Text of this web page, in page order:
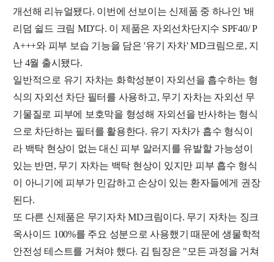
개선해 리뉴얼됐다. 이번에 선보이는 신제품 중 하나인 '배
리덤 쉴드 크림 MD'다. 이 제품은 자외선차단지수 SPF40/ P
A+++와 피부 보습 기능을 담은 '유기 자차' MD크림으로, 지
난 4월 출시됐다.
일반적으로 유기 자차는 화학성분이 자외선을 흡수하는 형
식의 자외선 차단 필터를 사용하고, 무기 자차는 자외선 무
기물질로 피부에 보호막을 형성해 자외선을 반사하는 형식
으로 차단하는 필터를 활용한다. 유기 자차가 흡수 형식이
라 백탁 현상이 없는 대신 피부 알러지를 유발할 가능성이
있는 반면, 무기 자차는 백탁 현상이 있지만 피부 흡수 형식
이 아니기에 피부가 민감하고 손상이 있는 환자들에게 권장
된다.
또 다른 신제품은 무기자차 MD크림이다. 무기 자차는 징크
옥사이드 100%를 주요 성분으로 사용했기 때문에 생물학적
안전성 테스트를 거쳐야 했다. 김 팀장은 "모든 과정을 거쳐